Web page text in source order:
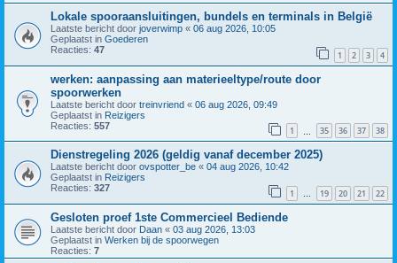
Lokale spooraansluitingen, bundels en terminals in België
Laatste bericht door joverwimp « 06 aug 2026, 10:05
Geplaatst in Goederen
Reacties: 47 1 2 3 4
werken: aanpassing aan materieeltype/route door
spoorwerken
Laatste bericht door treinvriend « 06 aug 2026, 09:49
Geplaatst in Reizigers
Reacties: 557 1 35 36 37 38
Dienstregeling 2026 (geldig vanaf december 2025)
Laatste bericht door ovspotter_be « 04 aug 2026, 10:42
Geplaatst in Reizigers
Reacties: 327 1 … 19 20 21 22
Gesloten proef 1ste Commercieel Bediende
Laatste bericht door Daan « 03 aug 2026, 13:03
Geplaatst in Werken bij de spoorwegen
Reacties: 7